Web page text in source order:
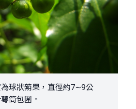
球狀蒴果，直徑約7∼9公
筒包圍。